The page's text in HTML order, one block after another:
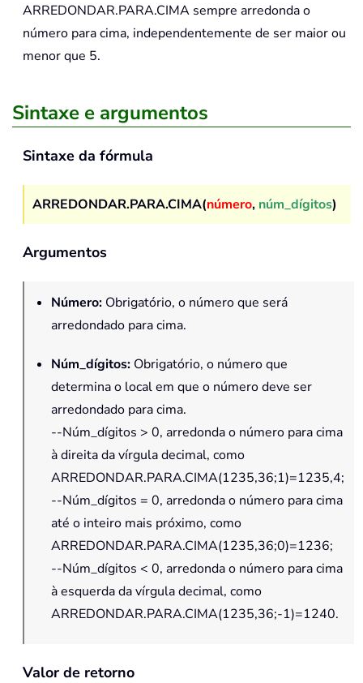
ARREDONDAR.PARA.CIMA sempre arredonda o
número para cima, independentemente de ser maior ou
menor que 5.
Sintaxe e argumentos
Sintaxe da fórmula
ARREDONDAR.PARA.CIMA(número, núm_dígitos)
Argumentos
Número: Obrigatório, o número que será
arredondado para cima.
Núm_dígitos: Obrigatório, o número que
determina o local em que o número deve ser
arredondado para cima.
--Núm_dígitos > 0, arredonda o número para cima
à direita da vírgula decimal, como
ARREDONDAR.PARA.CIMA(1235,36;1)=1235,4;
--Núm_dígitos = 0, arredonda o número para cima
até o inteiro mais próximo, como
ARREDONDAR.PARA.CIMA(1235,36;0)=1236;
--Núm_dígitos < 0, arredonda o número para cima
à esquerda da vírgula decimal, como
ARREDONDAR.PARA.CIMA(1235,36;-1)=1240.
Valor de retorno